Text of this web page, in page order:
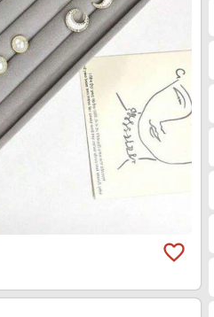
favorite_border